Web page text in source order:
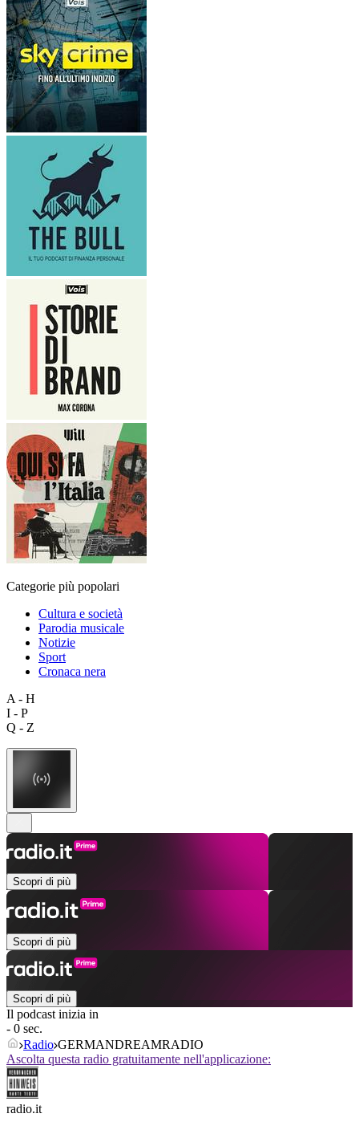
Categorie più popolari
Cultura e società
Parodia musicale
Notizie
Sport
Cronaca nera
A - H
I - P
Q - Z
Scopri di più
Scopri di più
Scopri di più
Il podcast inizia in
- 0 sec.
Radio GERMANDREAMRADIO
Ascolta questa radio gratuitamente nell'applicazione:
radio.it